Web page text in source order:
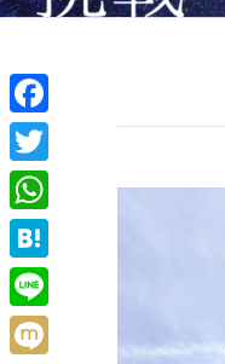
Facebook
Twitter
WhatsApp
Hatena
Line